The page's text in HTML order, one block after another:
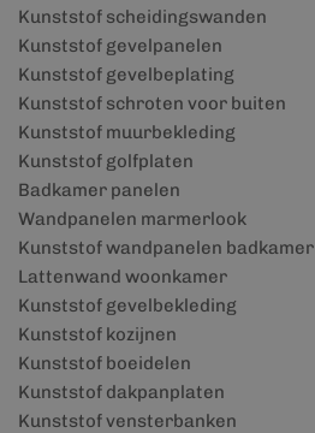
Kunststof scheidingswanden
Kunststof gevelpanelen
Kunststof gevelbeplating
Kunststof schroten voor buiten
Kunststof muurbekleding
Kunststof golfplaten
Badkamer panelen
Wandpanelen marmerlook
Kunststof wandpanelen badkamer
Lattenwand woonkamer
Kunststof gevelbekleding
Kunststof kozijnen
Kunststof boeidelen
Kunststof dakpanplaten
Kunststof vensterbanken